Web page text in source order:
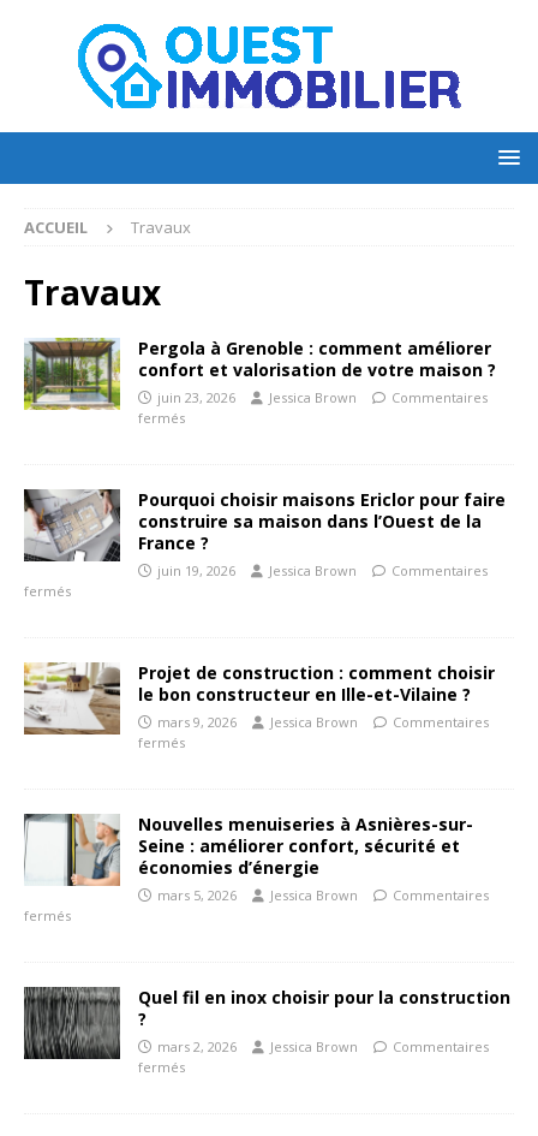
ACCUEIL Travaux
Travaux
Pergola à Grenoble : comment améliorer
confort et valorisation de votre maison ?
juin 23, 2026 Jessica Brown
Commentaires
fermés
Pourquoi choisir maisons Ericlor pour faire
construire sa maison dans l’Ouest de la
France ?
juin 19, 2026 Jessica Brown
Commentaires
fermés
Projet de construction : comment choisir
le bon constructeur en Ille-et-Vilaine ?
mars 9, 2026 Jessica Brown
Commentaires
fermés
Nouvelles menuiseries à Asnières-sur-
Seine : améliorer confort, sécurité et
économies d’énergie
mars 5, 2026 Jessica Brown
Commentaires
fermés
Quel fil en inox choisir pour la construction
?
mars 2, 2026 Jessica Brown
Commentaires
fermés